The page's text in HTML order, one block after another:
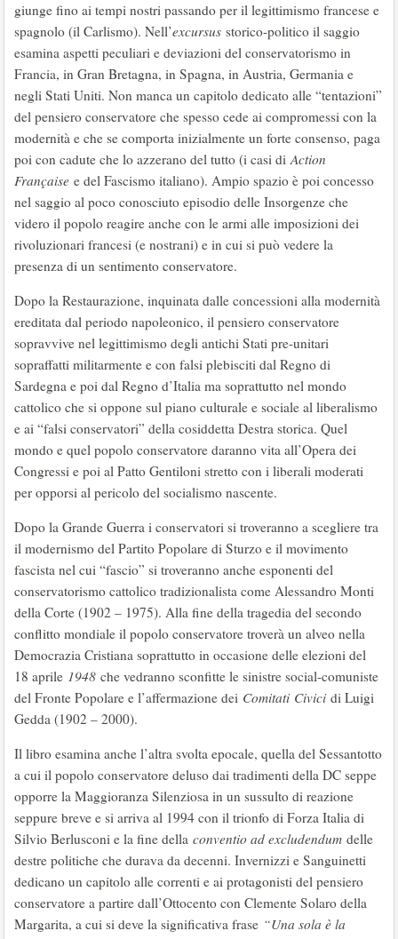
giunge fino ai tempi nostri passando per il legittimismo francese e
spagnolo (il Carlismo). Nell’excursus storico-politico il saggio
esamina aspetti peculiari e deviazioni del conservatorismo in
Francia, in Gran Bretagna, in Spagna, in Austria, Germania e
negli Stati Uniti. Non manca un capitolo dedicato alle “tentazioni”
del pensiero conservatore che spesso cede ai compromessi con la
modernità e che se comporta inizialmente un forte consenso, paga
poi con cadute che lo azzerano del tutto (i casi diAction
Française e del Fascismo italiano). Ampio spazio è poi concesso
nel saggio al poco conosciuto episodio delle Insorgenze che
videro il popolo reagire anche con le armi alle imposizioni dei
rivoluzionari francesi (e nostrani) e in cui si può vedere la
presenza di un sentimento conservatore.
Dopo la Restaurazione, inquinata dalle concessioni alla modernità
ereditata dal periodo napoleonico, il pensiero conservatore
sopravvive nel legittimismo degli antichi Stati pre-unitari
sopraffatti militarmente e con falsi plebisciti dal Regno di
Sardegna e poi dal Regno d’Italia ma soprattutto nel mondo
cattolico che si oppone sul piano culturale e sociale al liberalismo
e ai “falsi conservatori” della cosiddetta Destra storica. Quel
mondo e quel popolo conservatore daranno vita all’Opera dei
Congressi e poi al Patto Gentiloni stretto con i liberali moderati
per opporsi al pericolo del socialismo nascente.
Dopo la Grande Guerra i conservatori si troveranno a scegliere tra
il modernismo del Partito Popolare di Sturzo e il movimento
fascista nel cui “fascio” si troveranno anche esponenti del
conservatorismo cattolico tradizionalista come Alessandro Monti
della Corte (1902 – 1975). Alla fine della tragedia del secondo
conflitto mondiale il popolo conservatore troverà un alveo nella
Democrazia Cristiana soprattutto in occasione delle elezioni del
18 aprile 1948 che vedranno sconfitte le sinistre social-comuniste
del Fronte Popolare e l’affermazione dei Comitati Civici di Luigi
Gedda (1902 – 2000).
Il libro esamina anche l’altra svolta epocale, quella del Sessantotto
a cui il popolo conservatore deluso dai tradimenti della DC seppe
opporre la Maggioranza Silenziosa in un sussulto di reazione
seppure breve e si arriva al 1994 con il trionfo di Forza Italia di
Silvio Berlusconi e la fine della conventio ad excludendum delle
destre politiche che durava da decenni. Invernizzi e Sanguinetti
dedicano un capitolo alle correnti e ai protagonisti del pensiero
conservatore a partire dall’Ottocento con Clemente Solaro della
Margarita, a cui si deve la significativa frase “Una sola è la